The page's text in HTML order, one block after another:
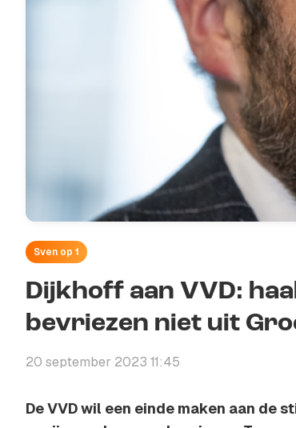
Sven op 1
Dijkhoff aan VVD:
bevriezen niet uit
20 september 2023 11:45
De VVD wil een einde maken aan de